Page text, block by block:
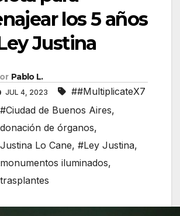
los 5 años
Justina
Pablo L.
JUL 4, 2023
##MultiplicateX7
#Ciudad de Buenos Aires,
de órganos,
Lo Cane, #Ley Justina,
iluminados,